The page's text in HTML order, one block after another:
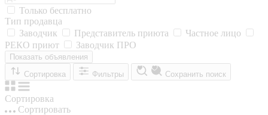
Только бесплатно
Тип продавца
Заводчик
Представитель приюта
Частное лицо
РЕКО приют
Заводчик ПРО
Показать объявления
Сортировка
Фильтры Сохранить поиск
Сортировка
Сортировать